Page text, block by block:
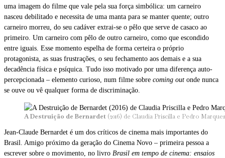
uma imagem do filme que vale pela sua força simbólica: um carneiro
nasceu debilitado e necessita de uma manta para se manter quente; outro
carneiro morreu, do seu cadáver extrai-se o pêlo que serve de casaco ao
primeiro. Um carneiro com pêlo de outro carneiro, como que escondido
entre iguais. Esse momento espelha de forma certeira o próprio
protagonista, as suas frustrações, o seu fechamento aos demais e a sua
decadência física e psíquica. Tudo isso motivado por uma diferença auto-
percepcionada – elemento curioso, num filme sobre coming out onde nunca
se ouve ou vê qualquer forma de discriminação.
A Destruição de Bernardet (2016) de Claudia Priscilla e Pedro Marques
Jean-Claude Bernardet é um dos críticos de cinema mais importantes do
Brasil. Amigo próximo da geração do Cinema Novo – primeira pessoa a
escrever sobre o movimento, no livro Brasil em tempo de cinema: ensaios